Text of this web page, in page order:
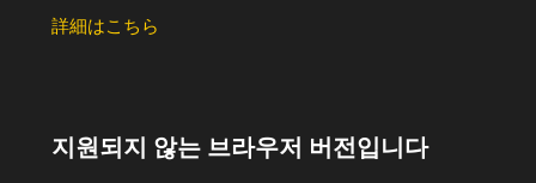
詳細はこちら
지원되지 않는 브라우저 버전입니다